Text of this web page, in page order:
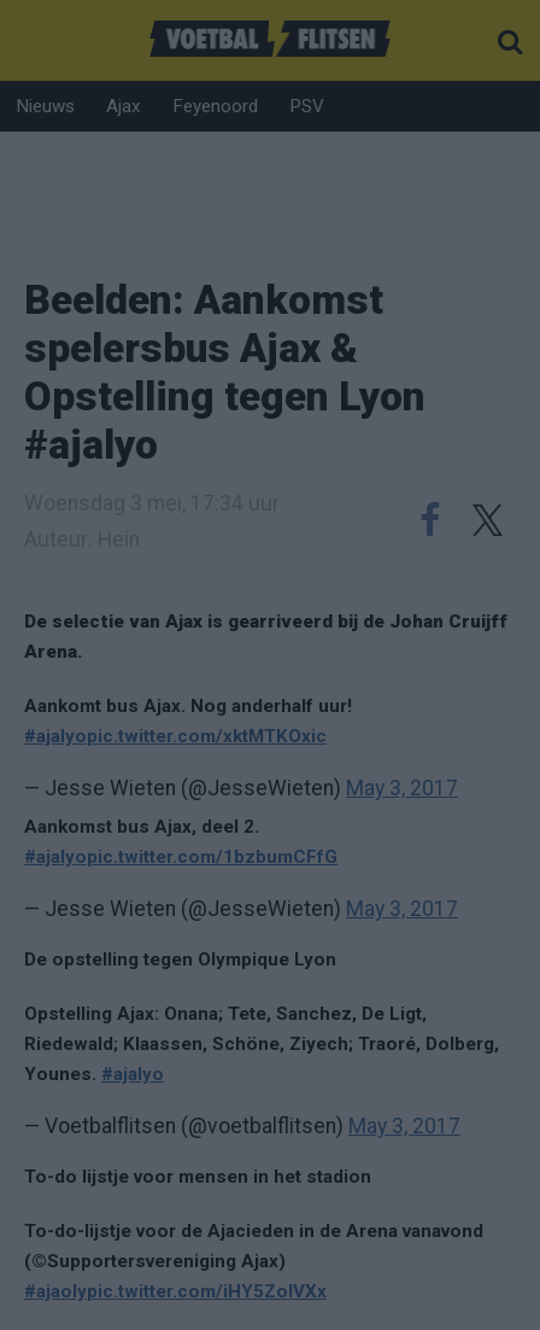
Nieuws Ajax Feyenoord PSV
Beelden: Aankomst
spelersbus Ajax &
Opstelling tegen Lyon
#ajalyo
De selectie van Ajax is gearriveerd bij de Johan Cruijff
Arena.
Aankomt bus Ajax. Nog anderhalf uur!
#ajalyopic.twitter.com/xktMTKOxic
— Jesse Wieten (@JesseWieten) May 3, 2017
Aankomst bus Ajax, deel 2.
#ajalyopic.twitter.com/1bzbumCFfG
— Jesse Wieten (@JesseWieten) May 3, 2017
De opstelling tegen Olympique Lyon
Opstelling Ajax: Onana; Tete, Sanchez, De Ligt,
Riedewald; Klaassen, Schöne, Ziyech; Traoré, Dolberg,
Younes. #ajalyo
— Voetbalflitsen (@voetbalflitsen) May 3, 2017
To-do lijstje voor mensen in het stadion
To-do-lijstje voor de Ajacieden in de Arena vanavond
(©Supportersvereniging Ajax)
#ajaolypic.twitter.com/iHY5ZolVXx